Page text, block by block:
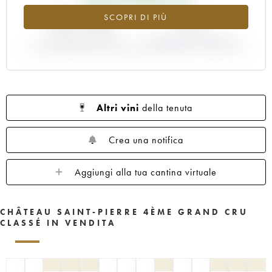
SCOPRI DI PIÙ
+271.92%
Altri vini della tenuta
Crea una notifica
Aggiungi alla tua cantina virtuale
CHÂTEAU SAINT-PIERRE 4ÈME GRAND CRU
CLASSÉ IN VENDITA